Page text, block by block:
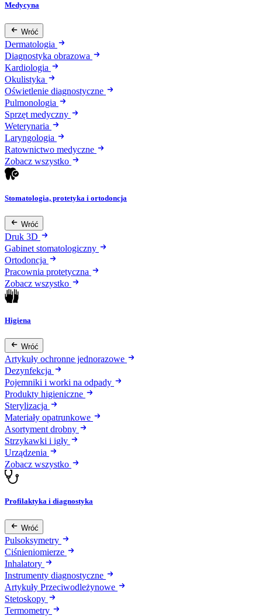
Medycyna
Wróć
Dermatologia
Diagnostyka obrazowa
Kardiologia
Okulistyka
Oświetlenie diagnostyczne
Pulmonologia
Sprzęt medyczny
Weterynaria
Laryngologia
Ratownictwo medyczne
Zobacz wszystko
Stomatologia, protetyka i ortodoncja
Wróć
Druk 3D
Gabinet stomatologiczny
Ortodoncja
Pracownia protetyczna
Zobacz wszystko
Higiena
Wróć
Artykuły ochronne jednorazowe
Dezynfekcja
Pojemniki i worki na odpady
Produkty higieniczne
Sterylizacja
Materiały opatrunkowe
Asortyment drobny
Strzykawki i igły
Urządzenia
Zobacz wszystko
Profilaktyka i diagnostyka
Wróć
Pulsoksymetry
Ciśnieniomierze
Inhalatory
Instrumenty diagnostyczne
Artykuły Przeciwodleżynowe
Stetoskopy
Termometry